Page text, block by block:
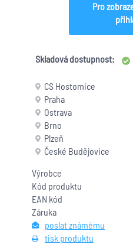
Výrobce
Kód produktu
EAN kód
Záruka
poslat známému
tisk produktu
Pro
Skladová dostupnost:
CS Hostomice
Praha
Ostrava
Brno
Plzeň
České Budějovice